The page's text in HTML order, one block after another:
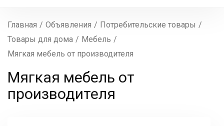
Главная / Объявления / Потребительские товары /
Товары для дома / Мебель /
Мягкая мебель от производителя
Мягкая мебель от
производителя